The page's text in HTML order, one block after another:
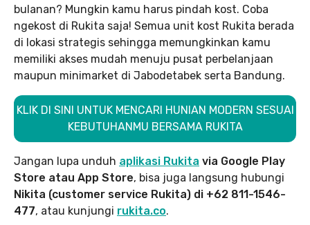
bulanan? Mungkin kamu harus pindah kost. Coba
ngekost di Rukita saja! Semua unit kost Rukita berada
di lokasi strategis sehingga memungkinkan kamu
memiliki akses mudah menuju pusat perbelanjaan
maupun minimarket di Jabodetabek serta Bandung.
KLIK DI SINI UNTUK MENCARI HUNIAN MODERN SESUAI
KEBUTUHANMU BERSAMA RUKITA
Jangan lupa unduh aplikasi Rukita via Google Play
Store atau App Store, bisa juga langsung hubungi
Nikita (customer service Rukita) di +62 811-1546-
477, atau kunjungi rukita.co.